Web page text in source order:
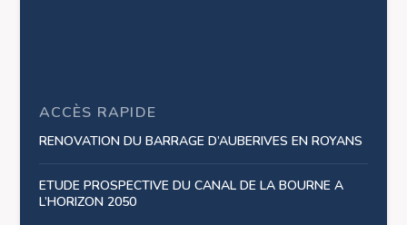
ACCÈS RAPIDE
RENOVATION DU BARRAGE D’AUBERIVES EN ROYANS
ETUDE PROSPECTIVE DU CANAL DE LA BOURNE A
L’HORIZON 2050